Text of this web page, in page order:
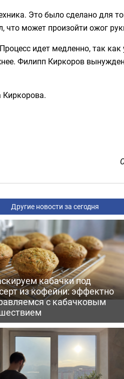
Это было сделано для
что может произойти ожог
идет медленно, так как
Филипп Киркоров
Киркорова.
Другие новости за сегодня
кабачки под
из кофейни: эффектно
с кабачковым